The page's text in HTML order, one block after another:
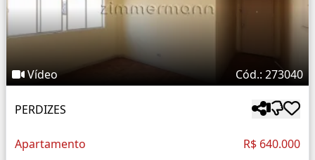
Vídeo Cód.: 273040
PERDIZES
Apartamento R$ 640.000